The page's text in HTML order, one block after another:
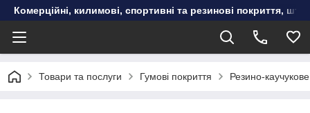
Комерційні, килимові, спортивні та резинові покриття,
Товари та послуги Гумові покриття Резино-